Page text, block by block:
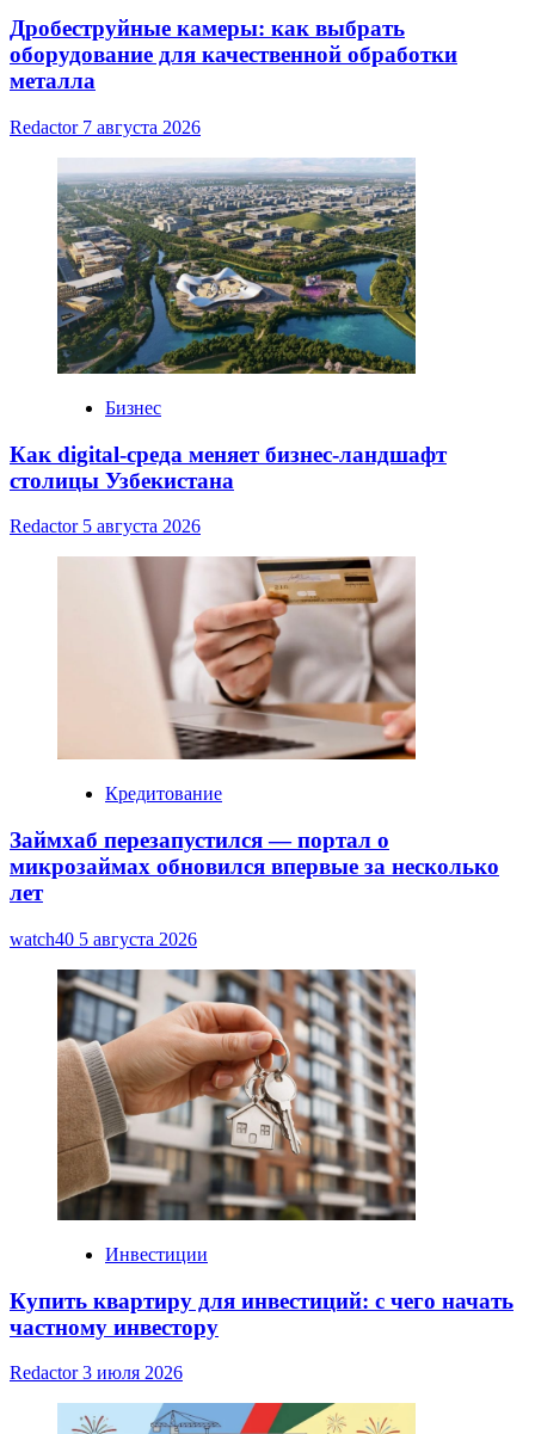
Дробеструйные камеры: как выбрать
оборудование для качественной обработки
металла
Redactor 7 августа 2026
Бизнес
Как digital-среда меняет бизнес-ландшафт
столицы Узбекистана
Redactor 5 августа 2026
Кредитование
Займхаб перезапустился — портал о
микрозаймах обновился впервые за несколько
лет
watch40 5 августа 2026
Инвестиции
Купить квартиру для инвестиций: с чего начать
частному инвестору
Redactor3 июля 2026